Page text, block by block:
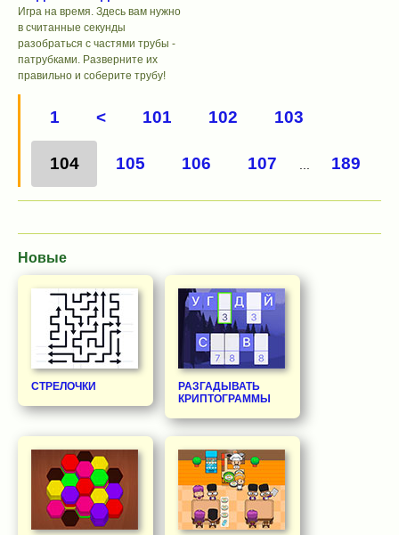
Игра на время. Здесь вам нужно
в считанные секунды
разобраться с частями трубы -
патрубками. Разверните их
правильно и соберите трубу!
1 < 101 102 103
104 105 106 107 189
Новые
СТРЕЛОЧКИ
РАЗГАДЫВАТЬ
КРИПТОГРАММЫ